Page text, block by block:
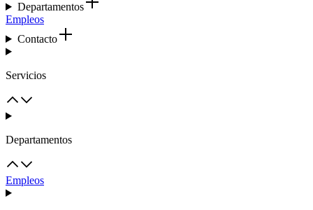
Departamentos
Empleos
Contacto
Servicios
Departamentos
Empleos